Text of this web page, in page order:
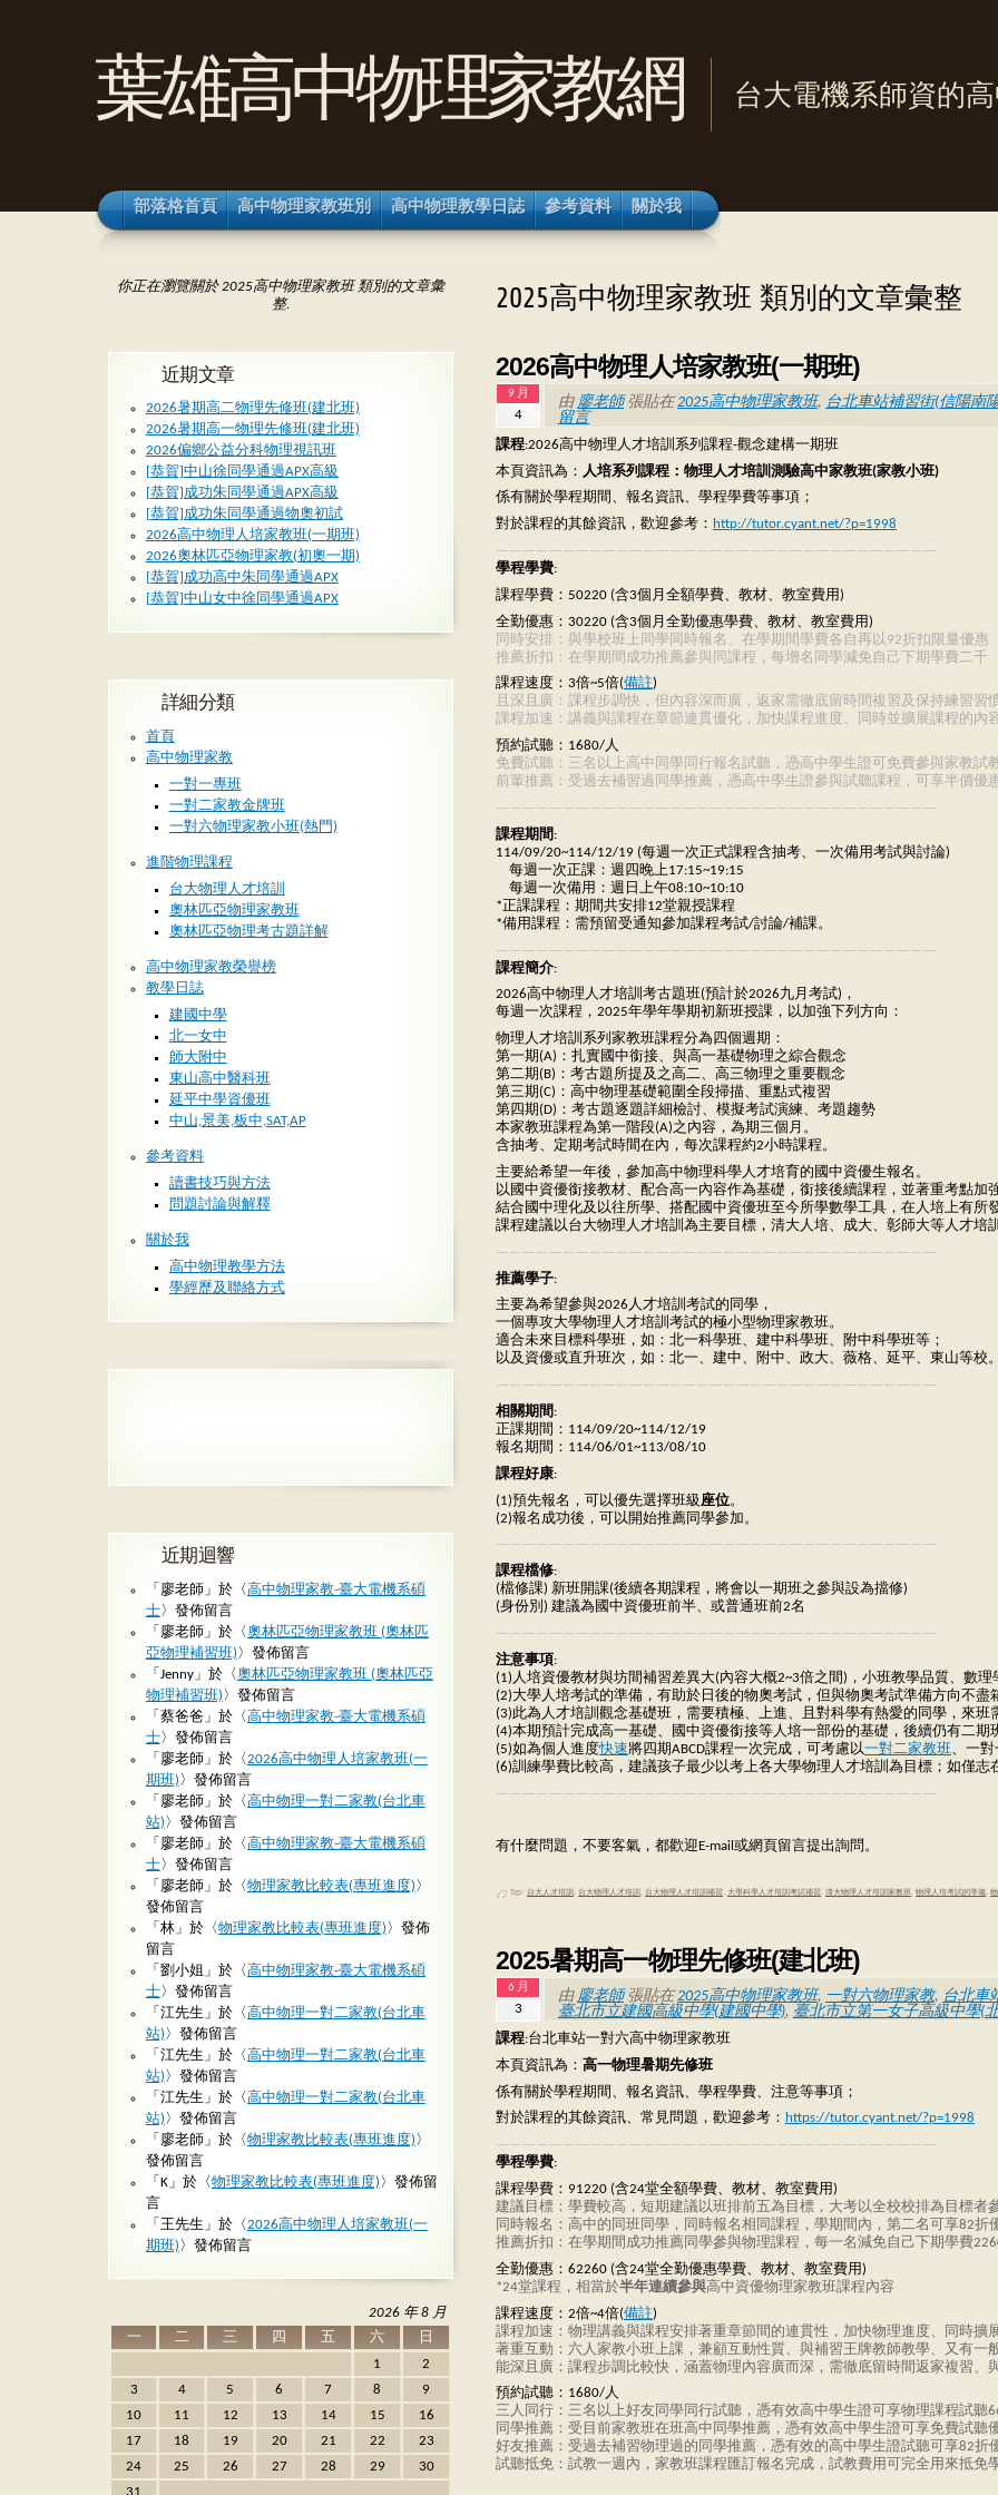
葉雄高中物理家教網 台大電機系師資的
部落格首頁 高中物理家教班別 高中物理教學日誌 參考資料 關於我
2025高中物理家教班 類別的文章彙整
2026高中物理人培家教班(一期班)
9 月
4
由廖老師張貼在2025高中物理家教班, 台北車站補習街(信陽南
留言
課程:2026高中物理人才培訓系列課程-觀念建構一期班
本頁資訊為： 人培系列課程：物理人才培訓測驗高中家教班(家教小班)
係有關於學程期間、報名資訊、學程學費等事項；
對於課程的其餘資訊，歡迎參考： http://tutor.cyant.net/?p=1998
—————————————————————————————————
學程學費:
課程學費：50220 (含3個月全額學費、教材、教室費用)
全勤優惠：30220 (含3個月全勤優惠學費、教材、教室費用)
同時安排：與學校班上同學同時報名、在學期間學費各自再以92折扣限量優惠
推薦折扣：在學期間成功推薦參與同課程，每增名同學減免自己下期學費二千
課程速度：3倍~5倍(備註)
且深且廣：課程步調快，但內容深而廣，返家需徹底留時間複習及保持練習習慣
課程加速：講義與課程在章節連貫優化，加快課程進度、同時並擴展課程的內
預約試聽：1680/人
免費試聽：三名以上高中同學同行報名試聽，憑高中學生證可免費參與家教試
前輩推薦：受過去補習過同學推薦，憑高中學生證參與試聽課程，可享半價優
—————————————————————————————————
課程期間 :
114/09/20~114/12/19 (每週一次正式課程含抽考、一次備用考試與討論)
每週一次正課：週四晚上17:15~19:15
每週一次備用：週日上午08:10~10:10
*正課課程：期間共安排12堂親授課程
*備用課程：需預留受通知參加課程考試/討論/補課。
—————————————————————————————————
課程簡介:
2026高中物理人才培訓考古題班(預計於2026九月考試)，
每週一次課程，2025年學年學期初新班授課，以加強下列方向：
物理人才培訓系列家教班課程分為四個週期：
第一期(A)：扎實國中銜接、與高一基礎物理之綜合觀念
第二期(B)：考古題所提及之高二、高三物理之重要觀念
第三期(C)：高中物理基礎範圍全段掃描、重點式複習
第四期(D)：考古題逐題詳細檢討、模擬考試演練、考題趨勢
本家教班課程為第一階段(A)之內容，為期三個月。
含抽考、定期考試時間在內，每次課程約2小時課程。
主要給希望一年後，參加高中物理科學人才培育的國中資優生報名。
以國中資優銜接教材、配合高一內容作為基礎，銜接後續課程，並著重考點加強
結合國中理化及以往所學、搭配國中資優班至今所學數學工具，在人培上有所
課程建議以台大物理人才培訓為主要目標，清大人培、成大、彰師大等人才培
—————————————————————————————————
推薦學子:
主要為希望參與2026人才培訓考試的同學，
一個專攻大學物理人才培訓考試的極小型物理家教班。
適合未來目標科學班，如：北一科學班、建中科學班、附中科學班等；
以及資優或直升班次，如：北一、建中、附中、政大、薇格、延平、東山等校。
—————————————————————————————————
相關期間 :
正課期間：114/09/20~114/12/19
報名期間：114/06/01~113/08/10
課程好康:
(1)預先報名，可以優先選擇班級 座位。
(2)報名成功後，可以開始推薦同學參加。
—————————————————————————————————
課程檔修:
(檔修課) 新班開課(後續各期課程，將會以一期班之參與設為擋修)
(身份別) 建議為國中資優班前半、或普通班前2名
—————————————————————————————————
注意事項:
(1)人培資優教材與坊間補習差異大(內容大概2~3倍之間)，小班教學品質、數
(2)大學人培考試的準備，有助於日後的物奧考試，但與物奧考試準備方向不盡
(3)此為人才培訓觀念基礎班，需要積極、上進、且對科學有熱愛的同學，來班
(4)本期預計完成高一基礎、國中資優銜接等人培一部份的基礎，後續仍有二期
(5)如為個人進度快速將四期ABCD課程一次完成，可考慮以一對二家教班、一對
(6)訓練學費比較高，建議孩子最少以考上各大學物理人才培訓為目標；如僅
—————————————————————————————————
有什麼問題，不要客氣，都歡迎E-mail或網頁留言提出詢問。
Tags: 台大人才培訓 , 台大物理人才培訓 , 台大物理人才培訓補習, 大學科學人才培訓考試補習, 清大物理人才培訓家教班, 物理人培考試的準備,
2025暑期高一物理先修班(建北班)
6 月
3
由廖老師張貼在2025高中物理家教班, 一對六物理家教, 台北車
臺北市立建國高級中學(建國中學), 臺北市立第一女子高級中學(
課程:台北車站一對六高中物理家教班
本頁資訊為： 高一物理暑期先修班
係有關於學程期間、報名資訊、學程學費、注意等事項；
對於課程的其餘資訊、常見問題，歡迎參考： https://tutor.cyant.net/?p=1998
—————————————————————————————————
學程學費:
課程學費：91220 (含24堂全額學費、教材、教室費用)
建議目標：學費較高，短期建議以班排前五為目標，大考以全校校排為目標者
同時報名：高中的同班同學，同時報名相同課程，學期間內，第二名可享82折
推薦折扣：在學期間成功推薦同學參與物理課程，每一名減免自己下期學費
全勤優惠：62260 (含24堂全勤優惠學費、教材、教室費用)
*24堂課程，相當於半年連續參與高中資優物理家教班課程內容
課程速度：2倍~4倍(備註)
課程加速：物理講義與課程安排著重章節間的連貫性，加快物理進度、同時擴
著重互動：六人家教小班上課，兼顧互動性質、與補習王牌教師教學、又有一
能深且廣：課程步調比較快，涵蓋物理內容廣而深，需徹底留時間返家複習、
預約試聽：1680/人
三人同行：三名以上好友同學同行試聽，憑有效高中學生證可享物理課程試聽
同學推薦：受目前家教班在班高中同學推薦，憑有效高中學生證可享免費試聽
好友推薦：受過去補習物理過的同學推薦，憑有效的高中學生證試聽可享82折
試聽抵免：試教一週內，家教班課程匯訂報名完成，試教費用可完全用來抵免
你正在瀏覽關於 2025高中物理家教班 類別的文章彙
整.
近期文章
2026暑期高二物理先修班(建北班)
2026暑期高一物理先修班(建北班)
2026偏鄉公益分科物理視訊班
[恭賀]中山徐同學通過APX高級
[恭賀]成功朱同學通過APX高級
[恭賀]成功朱同學通過物奧初試
2026高中物理人培家教班(一期班)
2026奧林匹亞物理家教(初奧一期)
[恭賀]成功高中朱同學通過APX
[恭賀]中山女中徐同學通過APX
詳細分類
首頁
高中物理家教
一對一專班
一對二家教金牌班
一對六物理家教小班(熱門)
進階物理課程
台大物理人才培訓
奧林匹亞物理家教班
奧林匹亞物理考古題詳解
高中物理家教榮譽榜
教學日誌
建國中學
北一女中
師大附中
東山高中醫科班
延平中學資優班
中山,景美,板中,SAT,AP
參考資料
讀書技巧與方法
問題討論與解釋
關於我
高中物理教學方法
學經歷及聯絡方式
近期迴響
「 廖老師 」於〈 高中物理家教-臺大電機系碩
士〉發佈留言
「 廖老師 」於〈奧林匹亞物理家教班 (奧林匹
亞物理補習班) 〉發佈留言
「 Jenny」於〈奧林匹亞物理家教班 (奧林匹亞
物理補習班) 〉發佈留言
「 蔡爸爸 」於〈 高中物理家教-臺大電機系碩
士〉發佈留言
「 廖老師 」於〈2026高中物理人培家教班(一
期班) 〉發佈留言
「 廖老師 」於〈 高中物理一對二家教(台北車
站) 〉發佈留言
「 廖老師 」於〈 高中物理家教-臺大電機系碩
士〉發佈留言
「 廖老師 」於〈物理家教比較表(專班進度) 〉
發佈留言
「 林」於〈物理家教比較表(專班進度) 〉發佈
留言
「 劉小姐 」於〈 高中物理家教-臺大電機系碩
士〉發佈留言
「 江先生 」於〈 高中物理一對二家教(台北車
站) 〉發佈留言
「 江先生 」於〈 高中物理一對二家教(台北車
站) 〉發佈留言
「 江先生 」於〈 高中物理一對二家教(台北車
站) 〉發佈留言
「 廖老師 」於〈物理家教比較表(專班進度) 〉
發佈留言
「 K」於〈物理家教比較表(專班進度) 〉發佈留
言
「 王先生 」於〈2026高中物理人培家教班(一
期班) 〉發佈留言
2026 年 8 月
一
二 三 四 五 六
日
1
2
3
4 5 6 7 8
9
10
11 12 13 14 15
16
17
18 19 20 21 22
23
24
25 26 27 28 29
30